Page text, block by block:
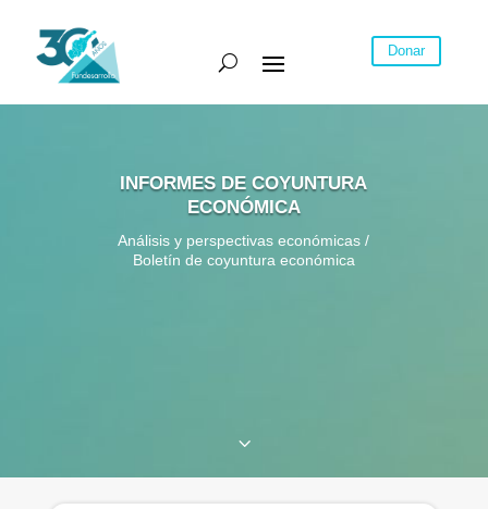
Donar
INFORMES DE COYUNTURA
ECONÓMICA
Análisis y perspectivas económicas /
Boletín de coyuntura económica
3